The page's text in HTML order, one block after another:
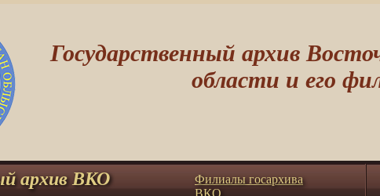
Государственный архив
области и его
архив ВКО
Филиалы госархива
ВКО